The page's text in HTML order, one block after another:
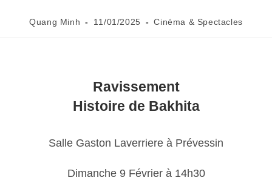
Quang Minh 11/01/2025 Cinéma & Spectacles
Ravissement
Histoire de Bakhita
Salle Gaston Laverriere à Prévessin
Dimanche 9 Février à 14h30